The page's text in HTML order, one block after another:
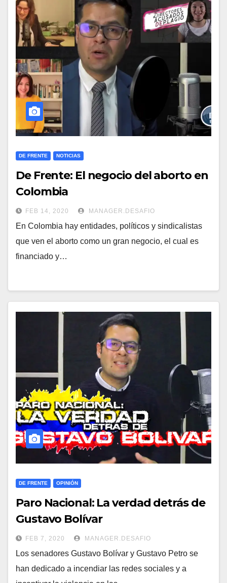
DE FRENTE NOTICIAS
De Frente: El negocio del aborto en
Colombia
FEB 14, 2020 MANAGER.DESAFIO
En Colombia hay entidades, políticos y sindicalistas
que ven el aborto como un gran negocio, el cual es
financiado y…
DE FRENTE OPINIÓN
Paro Nacional: La verdad detrás de
Gustavo Bolívar
FEB 7, 2020 MANAGER.DESAFIO
Los senadores Gustavo Bolívar y Gustavo Petro se
han dedicado a incendiar las redes sociales y a